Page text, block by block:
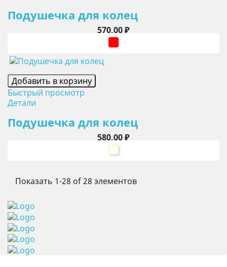
Подушечка для колец
Цена
570,00 ₽
красный
Добавить в корзину
Быстрый просмотр
Детали
Подушечка для колец
Цена
580,00 ₽
Показать 1-28 of 28 элементов